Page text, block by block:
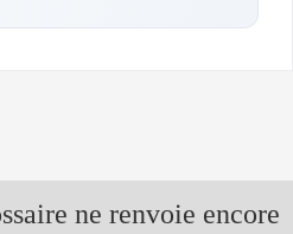
ne renvoie encore